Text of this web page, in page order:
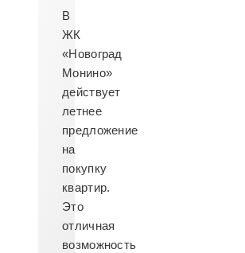
В
ЖК
«Новоград
Монино»
действует
летнее
предложение
на
покупку
квартир.
Это
отличная
возможность